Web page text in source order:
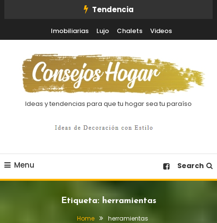
Tendencia
Imobiliarias Lujo Chalets Videos
Ideas y tendencias para que tu hogar sea tu paraíso
Menu Search
Etiqueta: herramientas
Home herramientas